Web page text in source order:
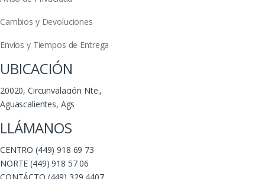
Cambios y Devoluciones
Envíos y Tiempos de Entrega
UBICACIÓN
20020, Circunvalación Nte.,
Aguascalientes, Ags
LLÁMANOS
CENTRO (449) 918 69 73
NORTE (449) 918 57 06